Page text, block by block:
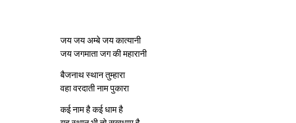
जय जय अम्बे जय कात्यानी
जय जगमाता जग की महारानी
बैजनाथ स्थान तुम्हारा
वहा वरदाती नाम पुकारा
कई नाम है कई धाम है